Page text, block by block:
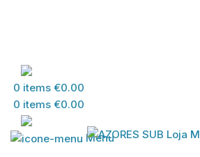
0 items €0.00
0 items €0.00
Menu